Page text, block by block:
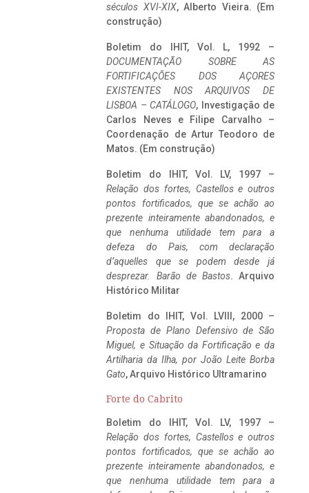
séculos XVI-XIX, Alberto Vieira. (Em
construção)
Boletim do IHIT, Vol. L, 1992 –
DOCUMENTAÇÃO SOBRE AS
FORTIFICAÇÕES DOS AÇORES
EXISTENTES NOS ARQUIVOS DE
LISBOA – CATÁLOGO, Investigação de
Carlos Neves e Filipe Carvalho –
Coordenação de Artur Teodoro de
Matos. (Em construção)
Boletim do IHIT, Vol. LV, 1997 –
Relação dos fortes, Castellos e outros
pontos fortificados, que se achão ao
prezente inteiramente abandonados, e
que nenhuma utilidade tem para a
defeza do Pais, com declaração
d’aquelles que se podem desde já
desprezar. Barão de Bastos. Arquivo
Histórico Militar
Boletim do IHIT, Vol. LVIII, 2000 –
Proposta de Plano Defensivo de São
Miguel, e Situação da Fortificação e da
Artilharia da Ilha, por João Leite Borba
Gato, Arquivo Histórico Ultramarino
Forte do Cabrito
Boletim do IHIT, Vol. LV, 1997 –
Relação dos fortes, Castellos e outros
pontos fortificados, que se achão ao
prezente inteiramente abandonados, e
que nenhuma utilidade tem para a